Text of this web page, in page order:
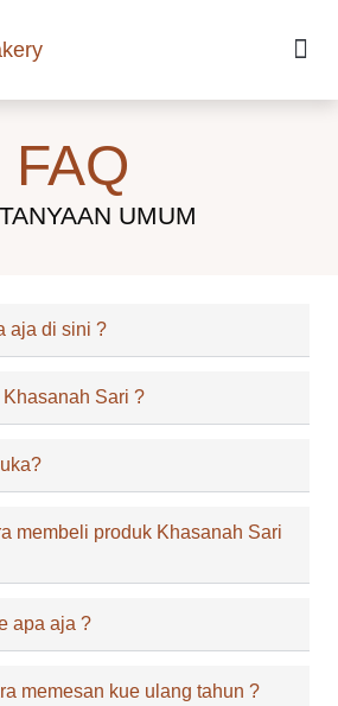
FAQ
UMUM
aja di sini ?
Khasanah Sari ?
membeli produk Khasanah Sari
apa aja ?
memesan kue ulang tahun ?